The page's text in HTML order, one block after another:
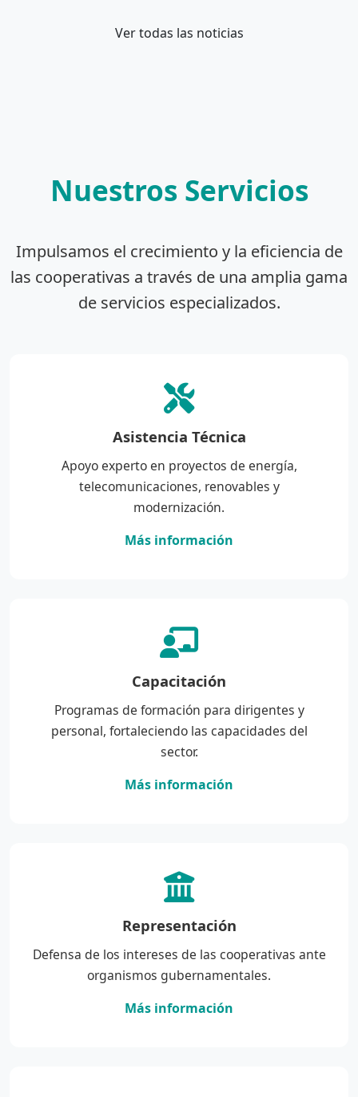
Ver todas las noticias
Nuestros Servicios
Impulsamos el crecimiento y la eficiencia de
las cooperativas a través de una amplia gama
de servicios especializados.
Asistencia Técnica
Apoyo experto en proyectos de energía,
telecomunicaciones, renovables y
modernización.
Más información
Capacitación
Programas de formación para dirigentes y
personal, fortaleciendo las capacidades del
sector.
Más información
Representación
Defensa de los intereses de las cooperativas ante
organismos gubernamentales.
Más información